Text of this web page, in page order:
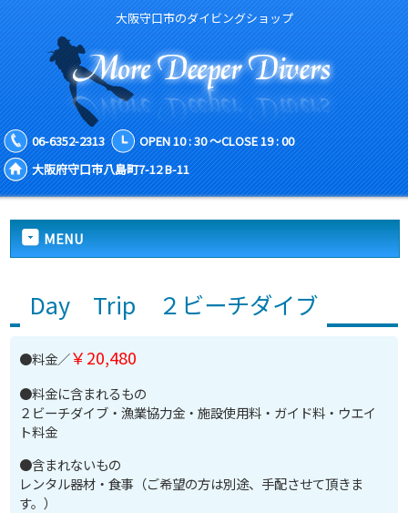
大阪守口市のダイビングショップ
06-6352-2313
OPEN 10 : 30 ～CLOSE 19 : 00
大阪府守口市八島町7-12 B-11
MENU
Day Trip ２ビーチダイブ
●料金／￥20,480
●料金に含まれるもの
２ビーチダイブ・漁業協力金・施設使用料・ガイド料・ウエイ
ト料金
●含まれないもの
レンタル器材・食事（ご希望の方は別途、手配させて頂きま
す。）